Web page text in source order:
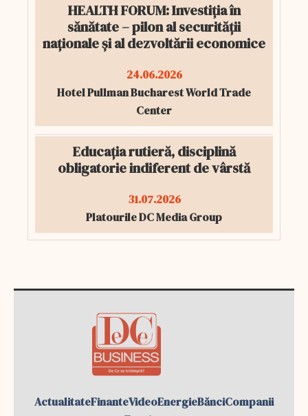
HEALTH FORUM: Investiția în
sănătate – pilon al securității
naționale și al dezvoltării economice
24.06.2026
Hotel Pullman Bucharest World Trade
Center
Educația rutieră, disciplină
obligatorie indiferent de vârstă
31.07.2026
Platourile DC Media Group
ActualitateFinanteVideoEnergieBănciCompanii